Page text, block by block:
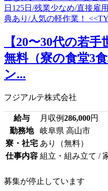
【20〜30代の若
無料（寮の食堂3
ン...
フジアルテ株式会社
給与 月収例286,000円
勤務地
岐阜県 高山市
寮・社宅 あり（無料）
仕事内容 組立・組み立て /
募集が停止しています